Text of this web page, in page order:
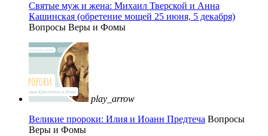
Святые муж и жена: Михаил Тверской и Анна
Кашинская (обретение мощей 25 июня, 5 декабря)
Вопросы Веры и Фомы
play_arrow
Великие пророки: Илия и Иоанн Предтеча Вопросы
Веры и Фомы